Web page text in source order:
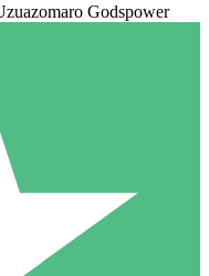
Godspower